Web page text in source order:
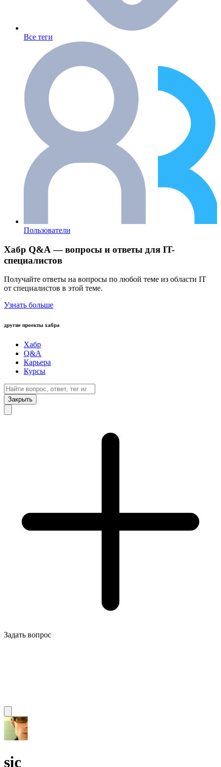
Все теги
Пользователи
Хабр Q&A — вопросы и ответы для IT-
специалистов
Получайте ответы на вопросы по любой теме из области IT
от специалистов в этой теме.
Узнать больше
другие проекты хабра
Хабр
Q&A
Карьера
Курсы
Закрыть
Задать вопрос
sic